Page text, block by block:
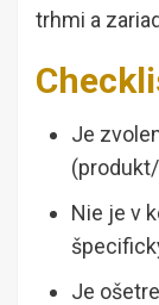
trhmi a
Je
Nie je v
Je